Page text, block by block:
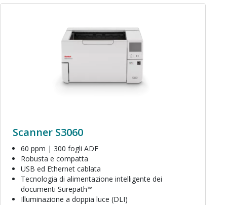
Immagine
Scanner S3060
60 ppm | 300 fogli ADF
Robusta e compatta
USB ed Ethernet cablata
Tecnologia di alimentazione intelligente dei
documenti Surepath™
Illuminazione a doppia luce (DLI)